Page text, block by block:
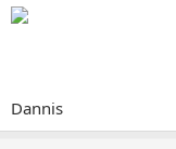
Dannis